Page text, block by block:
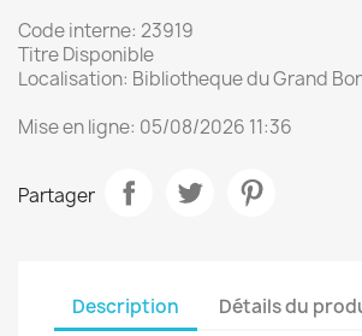
Code interne: 23919
Titre Disponible
Localisation: Bibliotheque du Grand
Mise en ligne: 05/08/2026 11:36
Partager
Description Détails du